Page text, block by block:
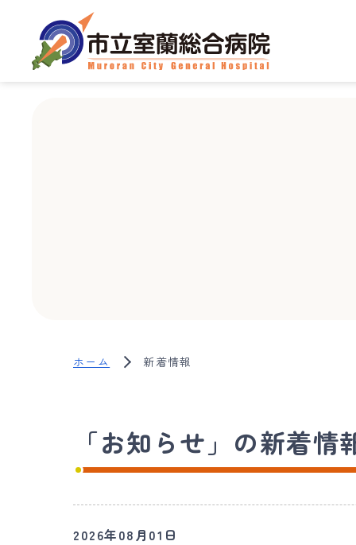
ホーム 新着情報
「お知らせ」の新着情
2026年08月01日